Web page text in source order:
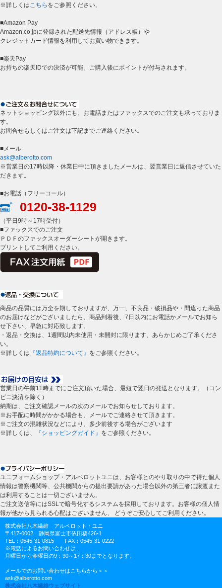
※詳しくは こちら をご参照ください。
■Amazon Pay
Amazon.co.jpに登録された配送先情報（アドレス帳）や
クレジットカード情報を利用してお買い物できます。
■楽天Pay
お持ちの楽天IDでの決済が可能。ご購入後にポイントが付与されます。
ネットショッピング以外にも、お電話またはファックスでのご注文も承っておりま
す。
お問合せもしくはご注文は下記までご連絡ください。
■メール
ask@alberotto.com
※営業日の17時以降・休業日中に頂きましたメールは、翌営業日に返信させていた
だきます。
■お電話（フリーコール）
0120-38-1129
（平日9時～17時受付）
■ファックスでのご注文
ＰＤＦのファックスオーダーシートが開きます。
プリントしてご利用ください。
商品の品質には万全を期しておりますが、万一、不良品・破損品や・間違った商品
のお届けなどがございましたら、商品到着後、7日以内にお電話かメールでお知ら
せ下さい、早急に対応致します。
・返品・交換は、1週間以内未使用・未開封に限ります、あらかじめご了承くださ
い。
※詳しくは 『返品特約について』 をご参照ください。
営業日の午前11時までにご注文頂いた場合、最短で翌日の発送となります。（コン
ビニ決済を除く）
納期は、ご注文確認メールの次のメールでお知らせしております。
※お手配に時間がかかる場合も、メールでご連絡させて頂きます。
※ご注文の混雑状況などにより、多少前後する場合がございます
※詳しくは、
『ショッピングガイド』 をご参照ください。
ユニフォームショップ・アルベロットユニは、お客様とのやり取りの中で得た個人
情報は警察機関等、公共機関からの提出要請があった場合以外の第三者に譲渡また
は利用することは一切ございません。
ご注文送信等にはSSLで暗号化するシステムを採用しております。お客様の個人情
報が他から見られる心配はございません、 どうぞご安心してご利用ください。
株式会社八木繊維 アルベロット・ユニ
〒417-0002 静岡県富士市依田橋426-1
TEL：0545-31-0815 FAX：0545-31-0222
※電話によるお問い合わせは、
月曜日から金曜日の9：30～17：30までとなります。
メールでのお問い合わせはこちらから＞＞
ask@alberotto.com
株式会社八木繊維ウェブサイト